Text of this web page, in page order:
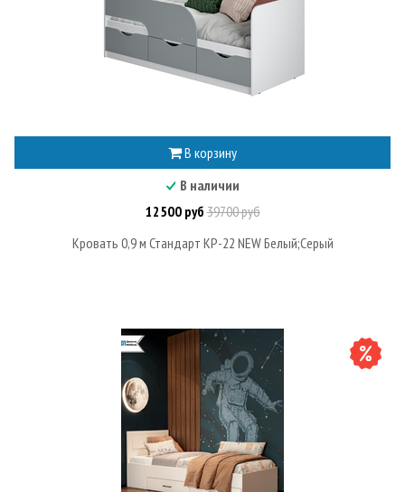
В корзину
В наличии
12500 руб39700 руб
Кровать 0,9 м Стандарт КР-22 NEW Белый;Серый